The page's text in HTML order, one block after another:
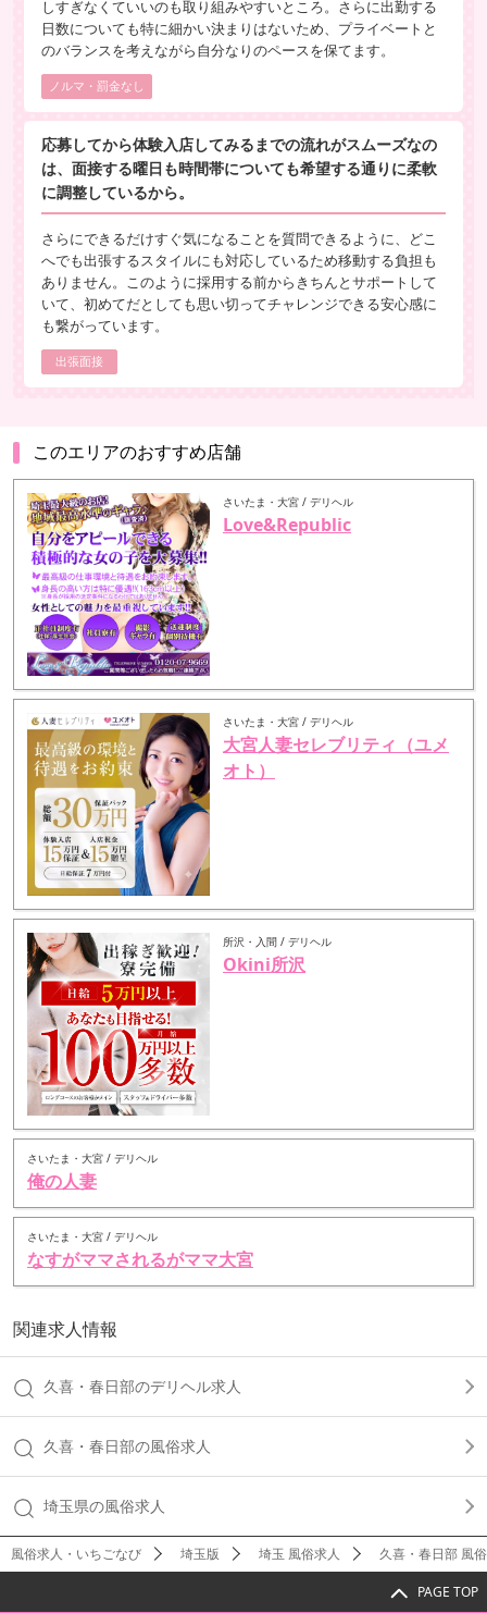
しすぎなくていいのも取り組みやすいところ。さらに出勤する
日数についても特に細かい決まりはないため、プライベートと
のバランスを考えながら自分なりのペースを保てます。
ノルマ・罰金なし
応募してから体験入店してみるまでの流れがスムーズなの
は、面接する曜日も時間帯についても希望する通りに柔軟
に調整しているから。
さらにできるだけすぐ気になることを質問できるように、どこ
へでも出張するスタイルにも対応しているため移動する負担も
ありません。このように採用する前からきちんとサポートして
いて、初めてだとしても思い切ってチャレンジできる安心感に
も繋がっています。
出張面接
このエリアのおすすめ店舗
さいたま・大宮 / デリヘル
Love&Republic
さいたま・大宮 / デリヘル
大宮人妻セレブリティ（ユメ
オト）
所沢・入間 / デリヘル
Okini所沢
さいたま・大宮 / デリヘル
俺の人妻
さいたま・大宮 / デリヘル
なすがママされるがママ大宮
関連求人情報
久喜・春日部のデリヘル求人
久喜・春日部の風俗求人
埼玉県の風俗求人
風俗求人・いちごなび 埼玉版 埼玉 風俗求人 久喜・春日部 風
PAGE TOP